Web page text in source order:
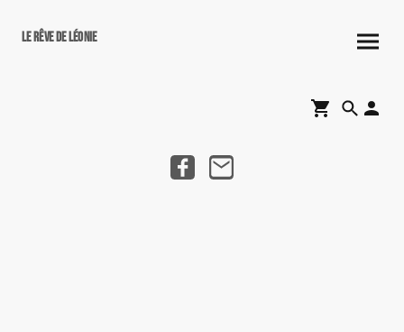
Le rêve de Léonie